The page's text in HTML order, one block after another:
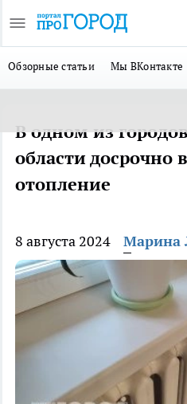
Обзорные статьи Мы ВКонтакте
В одном из
области досрочно
отопление
8 августа 2024 Марина